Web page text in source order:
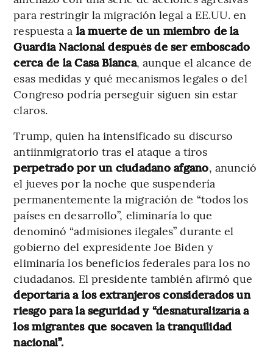
para restringir la migración legal a EE.UU. en
respuesta a la muerte de un miembro de la
Guardia Nacional después de ser emboscado
cerca de la Casa Blanca, aunque el alcance de
esas medidas y qué mecanismos legales o del
Congreso podría perseguir siguen sin estar
claros.
Trump, quien ha intensificado su discurso
antiinmigratorio tras el ataque a tiros
perpetrado por un ciudadano afgano, anunció
el jueves por la noche que suspendería
permanentemente la migración de “todos los
países en desarrollo”, eliminaría lo que
denominó “admisiones ilegales” durante el
gobierno del expresidente Joe Biden y
eliminaría los beneficios federales para los no
ciudadanos. El presidente también afirmó que
deportaría a los extranjeros considerados un
riesgo para la seguridad y “desnaturalizaría a
los migrantes que socaven la tranquilidad
nacional”.